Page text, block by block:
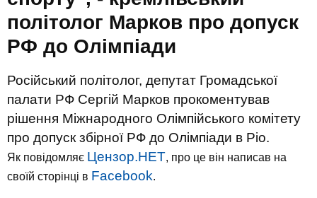
політолог Марков про допуск
РФ до Олімпіади
Російський політолог, депутат Громадської
палати РФ Сергій Марков прокоментував
рішення Міжнародного Олімпійського комітету
про допуск збірної РФ до Олімпіади в Ріо.
Як повідомляє Цензор.НЕТ, про це він написав на
своїй сторінці в Facebook.